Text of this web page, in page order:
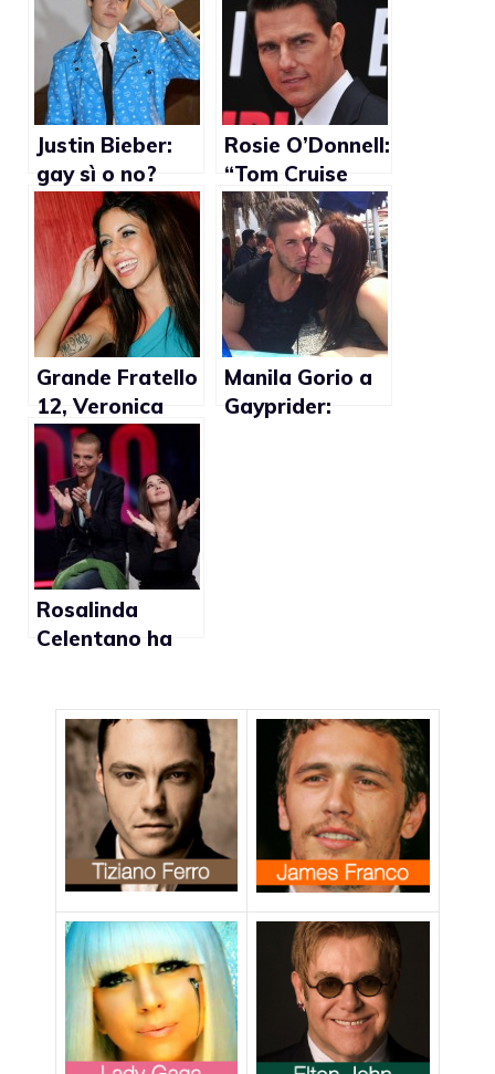
Justin Bieber:
gay sì o no?
Rosie O’Donnell:
“Tom Cruise
non è gay”
Grande Fratello
12, Veronica
Ciardi: “Gaia ha
avuto coraggio
a fare outing”
Manila Gorio a
Gayprider:
Rosalinda
Celentano ha
Monica Bellucci